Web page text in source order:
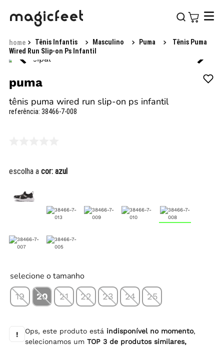
Tênis Infantis Masculino Puma
Tênis Puma
Wired Run Slip-on Ps Infantil
puma
tênis puma wired run slip-on ps infantil
referência: 38466-7-008
escolha a cor: azul
selecione o tamanho
19 20 21 22 23 24 25
! Ops, este produto está indisponível no momento,
selecionamos umTOP3 de produtos similares,